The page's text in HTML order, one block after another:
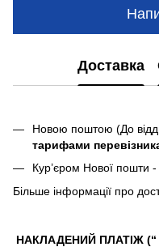
Доставка
Новою поштою (До
тарифами
Кур’єром Нової пошти -
Більше інформації про
НАКЛАДЕНИЙ ПЛАТІЖ